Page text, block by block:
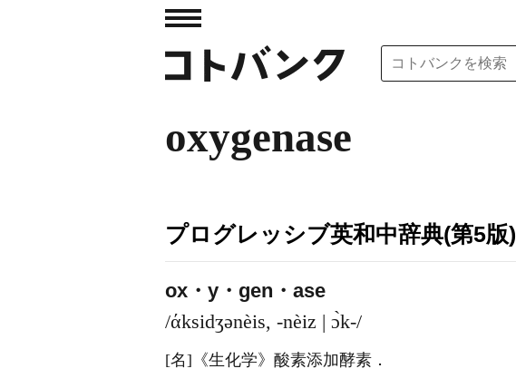
oxygenase
プログレッシブ英和中辞典(第5版)
ox・y・gen・ase
/άksidʒənèis, -nèiz | ɔ̀k-/
[名] 《生化学》 酸素添加酵素 ．